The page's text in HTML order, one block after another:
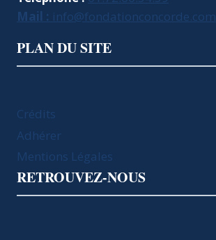
Mail : info@fondationconcorde.com
PLAN DU SITE
Crédits
Adhérer
Mentions Légales
RETROUVEZ-NOUS